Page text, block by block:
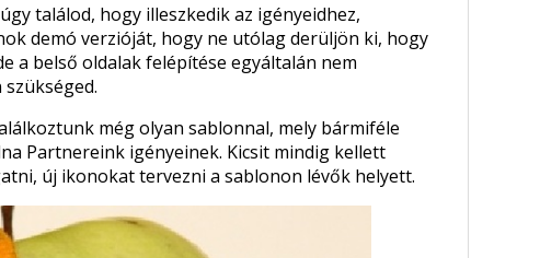
találod, hogy illeszkedik az igényeidhez,
demó verzióját, hogy ne utólag derüljön ki, hogy
a belső oldalak felépítése egyáltalán nem
még olyan sablonnal, mely bármiféle
Partnereink igényeinek. Kicsit mindig kellett
új ikonokat tervezni a sablonon lévők helyett.